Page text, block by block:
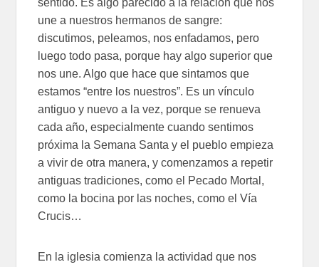
une a nuestros hermanos de sangre:
discutimos, peleamos, nos enfadamos, pero
luego todo pasa, porque hay algo superior que
nos une. Algo que hace que sintamos que
estamos “entre los nuestros”. Es un vínculo
antiguo y nuevo a la vez, porque se renueva
cada año, especialmente cuando sentimos
próxima la Semana Santa y el pueblo empieza
a vivir de otra manera, y comenzamos a repetir
antiguas tradiciones, como el Pecado Mortal,
como la bocina por las noches, como el Vía
Crucis…
En la iglesia comienza la actividad que nos